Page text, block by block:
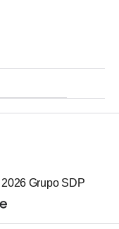
2026 Grupo SDP